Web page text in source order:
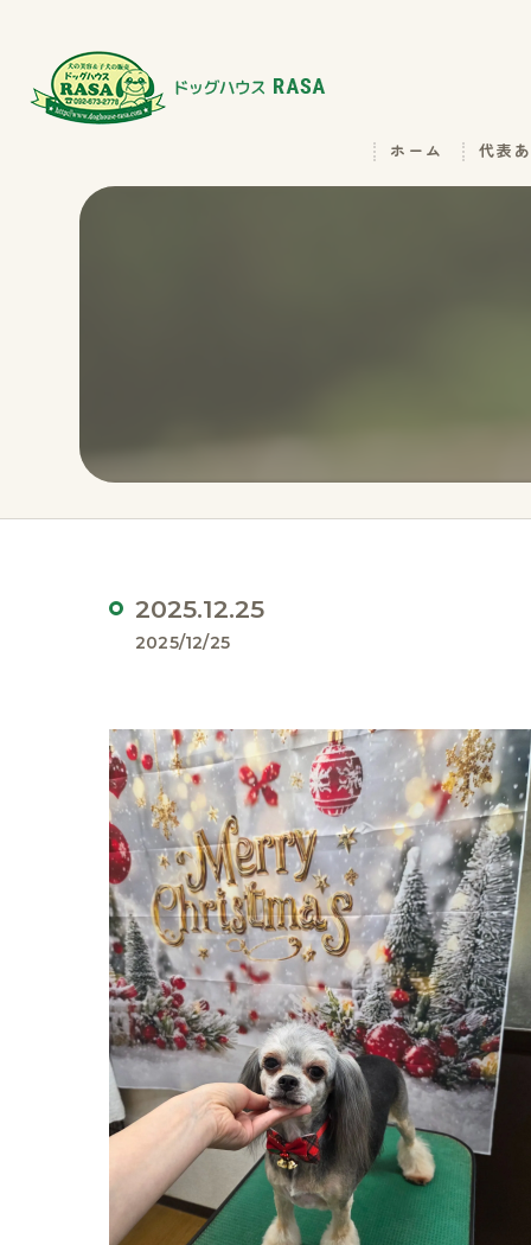
ホーム 代表
2025.12.25
2025/12/25